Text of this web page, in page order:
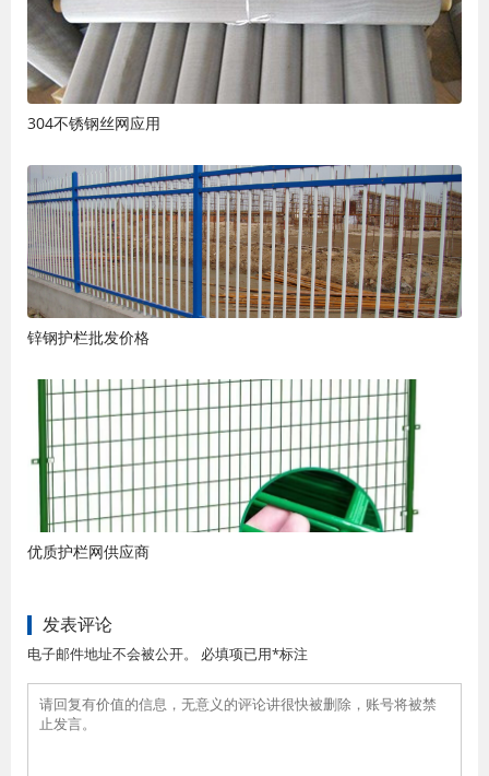
304不锈钢丝网应用
锌钢护栏批发价格
优质护栏网供应商
发表评论
电子邮件地址不会被公开。 必填项已用*标注